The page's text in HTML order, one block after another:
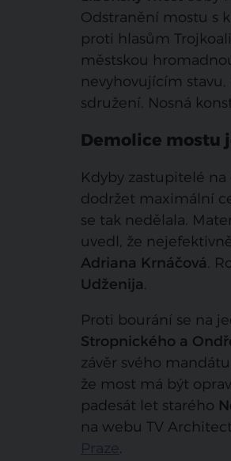
Odstranění mostu s
proti hlasům
městskou
nevyhovujícím stavu,
sdružení. Nosná
Demolice mostu
Kdyby zastupitelé
dodržet maximální
se tak nedělala.
uvedl, že
Adriana Krnáčová.
Udženija.
Proti bourání se na
Stropnického a
závěr svého
že most má být
padesát let starého
na webu TV
.